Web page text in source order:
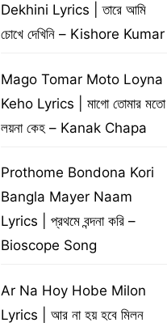
Dekhini Lyrics | তারে আমি
চোখে দেখিনি – Kishore Kumar
Mago Tomar Moto Loyna
Keho Lyrics | মাগো তোমার মতো
লয়না কেহ – Kanak Chapa
Prothome Bondona Kori
Bangla Mayer Naam
Lyrics | প্রথমে বন্দনা করি –
Bioscope Song
Ar Na Hoy Hobe Milon
Lyrics | আর না হয় হবে মিলন